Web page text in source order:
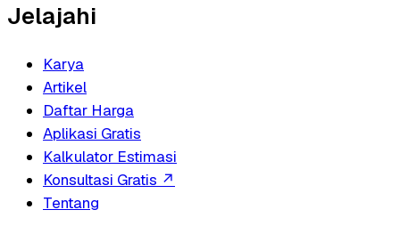
Jelajahi
Karya
Artikel
Daftar Harga
Aplikasi Gratis
Kalkulator Estimasi
Konsultasi Gratis ↗
Tentang